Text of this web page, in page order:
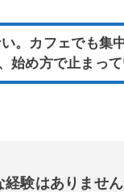
。カフェでも集
始め方で止まっ
経験はありませ